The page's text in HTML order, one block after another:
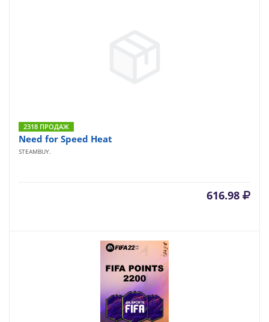
2318 ПРОДАЖ
Need for Speed Heat
STEAMBUY.
616.98